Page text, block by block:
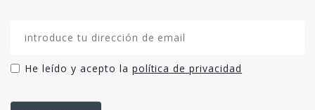
He leído y acepto la política de privacidad